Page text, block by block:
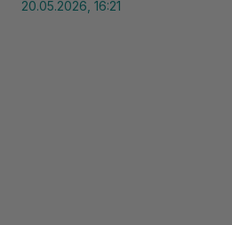
20.05.2026, 16:21